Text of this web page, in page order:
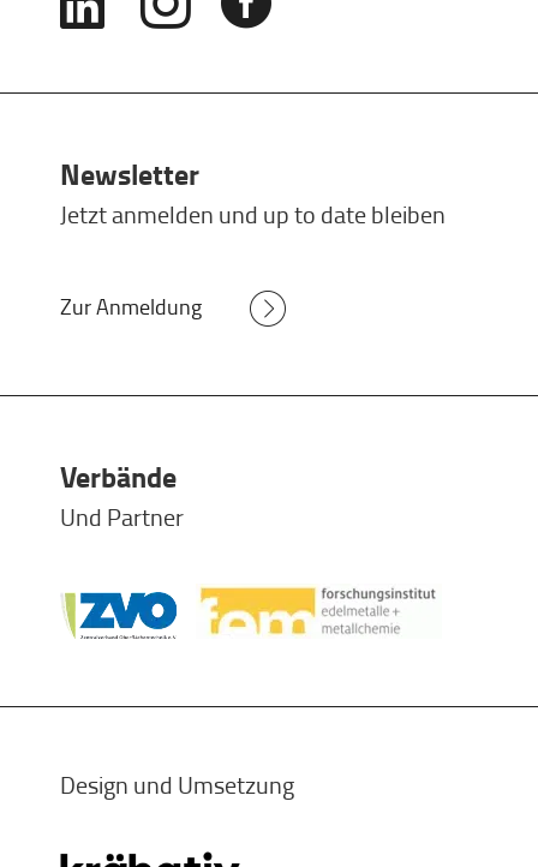
Newsletter
Jetzt anmelden und up to date bleiben
Zur Anmeldung
Verbände
Und Partner
Design und Umsetzung